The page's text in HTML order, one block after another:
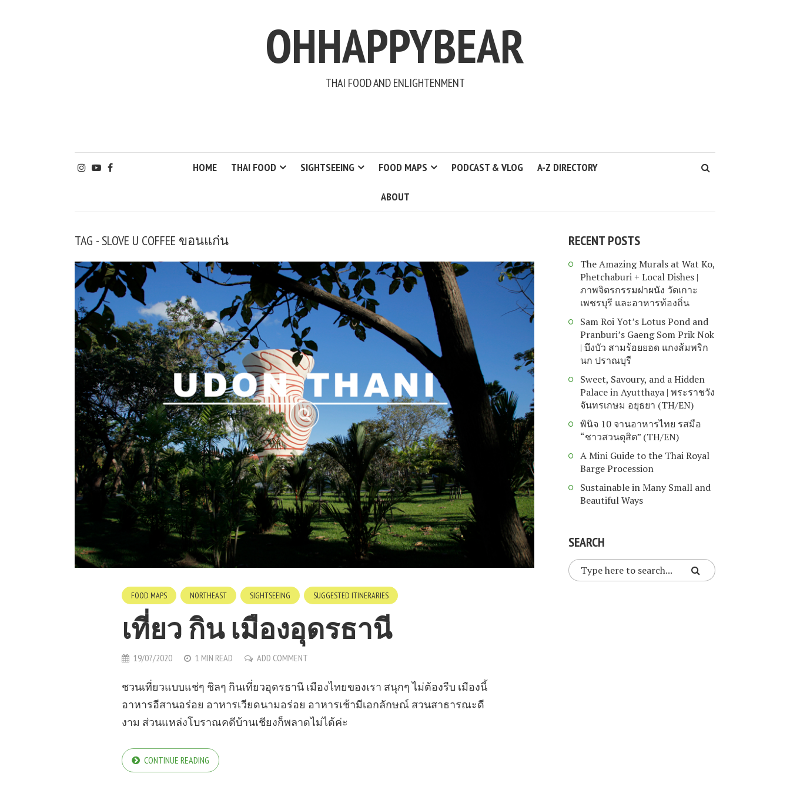
OHHAPPYBEAR
THAI FOOD AND ENLIGHTENMENT
HOME THAI FOOD SIGHTSEEING FOOD MAPS PODCAST & VLOG A-Z DIRECTORY
ABOUT
TAG - SLOVE U COFFEE ขอนแก่น
FOOD MAPS NORTHEAST SIGHTSEEING SUGGESTED ITINERARIES
เที่ยว กิน เมืองอุดรธานี
19/07/2020 1 MIN READ ADD COMMENT
ชวนเที่ยวแบบแช่ๆ ชิลๆ กินเที่ยวอุดรธานี เมืองไทยของเรา สนุกๆ ไม่ต้องรีบ เมืองนี้
อาหารอีสานอร่อย อาหารเวียดนามอร่อย อาหารเช้ามีเอกลักษณ์ สวนสาธารณะดี
งาม ส่วนแหล่งโบราณคดีบ้านเชียงก็พลาดไม่ได้ค่ะ
CONTINUE READING
RECENT POSTS
The Amazing Murals at Wat Ko,
Phetchaburi + Local Dishes |
ภาพจิตรกรรมฝาผนัง วัดเกาะ
เพชรบุรี และอาหารท้องถิ่น
Sam Roi Yot’s Lotus Pond and
Pranburi’s Gaeng Som Prik Nok
| บึงบัว สามร้อยยอด แกงส้มพริก
นก ปราณบุรี
Sweet, Savoury, and a Hidden
Palace in Ayutthaya | พระราชวัง
จันทรเกษม อยุธยา (TH/EN)
พินิจ 10 จานอาหารไทย รสมือ
“ชาวสวนดุสิต” (TH/EN)
A Mini Guide to the Thai Royal
Barge Procession
Sustainable in Many Small and
Beautiful Ways
SEARCH